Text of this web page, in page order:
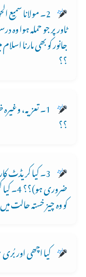
2۔ مولانا
ٹاور پر جو حملہ ہوا
جانور کو بھی مارنا
؟؟
1۔ تعزیہ،
؟؟
3۔ کیا کریڈٹ
ضروری
کو وہ چیز خستہ حالت
کیا اچھی اور